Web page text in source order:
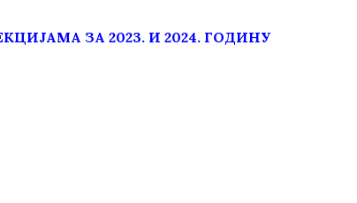
ЗА 2023. И 2024. ГОДИНУ